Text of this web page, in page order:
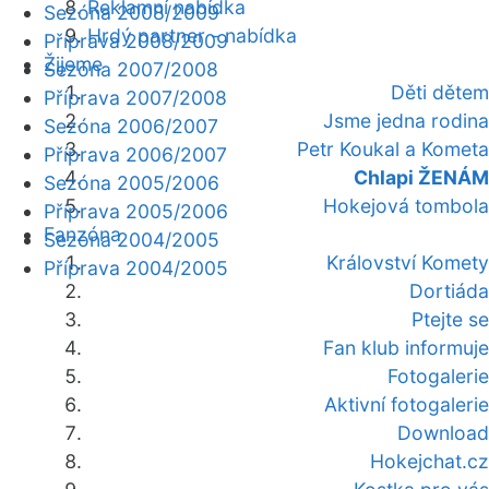
Reklamní nabídka
Hrdý partner - nabídka
Žijeme
Děti dětem
Jsme jedna rodina
Petr Koukal a Kometa
Chlapi ŽENÁM
Hokejová tombola
Fanzóna
Království Komety
Dortiáda
Ptejte se
Fan klub informuje
Fotogalerie
Aktivní fotogalerie
Download
Hokejchat.cz
Sezóna 2008/2009
Příprava 2008/2009
Sezóna 2007/2008
Příprava 2007/2008
Sezóna 2006/2007
Příprava 2006/2007
Sezóna 2005/2006
Příprava 2005/2006
Sezóna 2004/2005
Příprava 2004/2005